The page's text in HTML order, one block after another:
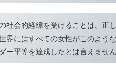
社会的経緯を受けることは、正
界にはすべての女性がこのよう
ー平等を達成したとは言えませ